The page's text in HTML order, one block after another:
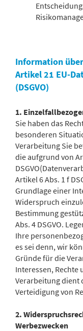
Information
Artikel 21 EU-
(DSGVO)
1.
Sie haben das
besonderen
Verarbeitung Sie
die aufgrund von
Artikel 6 Abs. 1 f
Grundlage einer
Widerspruch
Bestimmung
Abs. 4 DSGVO.
Ihre
es sei denn, wir
Gründe für die
Interessen,
Verarbeitung dient
Verteidigung von
2.
Werbezwecken